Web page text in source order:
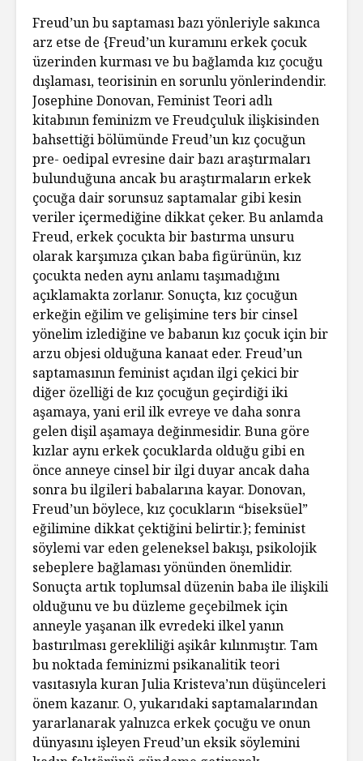
Freud’un bu saptaması bazı yönleriyle sakınca
arz etse de {Freud’un kuramını erkek çocuk
üzerinden kurması ve bu bağlamda kız çocuğu
dışlaması, teorisinin en sorunlu yönlerindendir.
Josephine Donovan, Feminist Teori adlı
kitabının feminizm ve Freudçuluk ilişkisinden
bahsettiği bölümünde Freud’un kız çocuğun
pre- oedipal evresine dair bazı araştırmaları
bulunduğuna ancak bu araştırmaların erkek
çocuğa dair sorunsuz saptamalar gibi kesin
veriler içermediğine dikkat çeker. Bu anlamda
Freud, erkek çocukta bir bastırma unsuru
olarak karşımıza çıkan baba figürünün, kız
çocukta neden aynı anlamı taşımadığını
açıklamakta zorlanır. Sonuçta, kız çocuğun
erkeğin eğilim ve gelişimine ters bir cinsel
yönelim izlediğine ve babanın kız çocuk için bir
arzu objesi olduğuna kanaat eder. Freud’un
saptamasının feminist açıdan ilgi çekici bir
diğer özelliği de kız çocuğun geçirdiği iki
aşamaya, yani eril ilk evreye ve daha sonra
gelen dişil aşamaya değinmesidir. Buna göre
kızlar aynı erkek çocuklarda olduğu gibi en
önce anneye cinsel bir ilgi duyar ancak daha
sonra bu ilgileri babalarına kayar. Donovan,
Freud’un böylece, kız çocukların “biseksüel”
eğilimine dikkat çektiğini belirtir.}; feminist
söylemi var eden geleneksel bakışı, psikolojik
sebeplere bağlaması yönünden önemlidir.
Sonuçta artık toplumsal düzenin baba ile ilişkili
olduğunu ve bu düzleme geçebilmek için
anneyle yaşanan ilk evredeki ilkel yanın
bastırılması gerekliliği aşikâr kılınmıştır. Tam
bu noktada feminizmi psikanalitik teori
vasıtasıyla kuran Julia Kristeva’nın düşünceleri
önem kazanır. O, yukarıdaki saptamalarından
yararlanarak yalnızca erkek çocuğu ve onun
dünyasını işleyen Freud’un eksik söylemini